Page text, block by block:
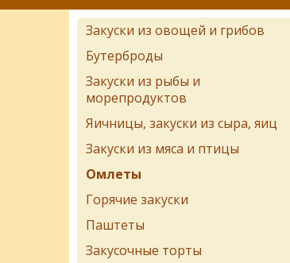
Закуски из овощей и грибов
Бутерброды
Закуски из рыбы и
морепродуктов
Яичницы, закуски из сыра, яиц
Закуски из мяса и птицы
Омлеты
Горячие закуски
Паштеты
Закусочные торты